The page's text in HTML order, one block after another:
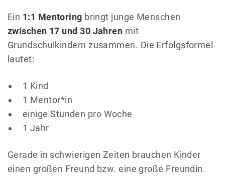
Ein 1:1 Mentoring bringt junge Menschen
zwischen 17 und 30 Jahren mit
Grundschulkindern zusammen. Die Erfolgsformel
lautet:
1 Kind
1 Mentor*in
einige Stunden pro Woche
1 Jahr
Gerade in schwierigen Zeiten brauchen Kinder
einen großen Freund bzw. eine große Freundin.